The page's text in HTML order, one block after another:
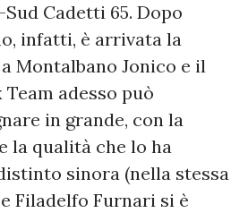
Cadetti 65. Dopo
infatti, è arrivata la
Montalbano Jonico e il
adesso può
in grande, con la
la qualità che lo ha
sinora (nella stessa
Filadelfo Furnari si è